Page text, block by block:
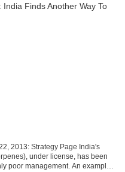
under license, has been
poor management. An example